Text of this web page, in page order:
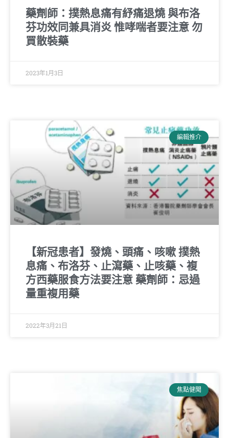
藥劑師：撲熱息痛有紓痛退燒 與布洛
芬功效同兼具消炎 惟哮喘者要注意 勿
買散裝藥
2023年1月3日
編輯推介
【新冠患者】發燒、頭痛、咳嗽 撲熱
息痛、布洛芬、止瀉藥、止咳藥、複
方西藥服食方法要注意 藥劑師：忌過
量重複用藥
2022年3月21日
焦點健聞